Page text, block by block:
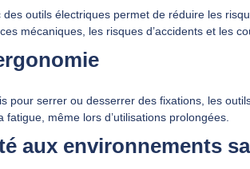
outils électriques permet de réduire les
mécaniques, les risques d’accidents et les
pour serrer ou desserrer des fixations, les
fatigue, même lors d’utilisations prolongées.
aux environnements